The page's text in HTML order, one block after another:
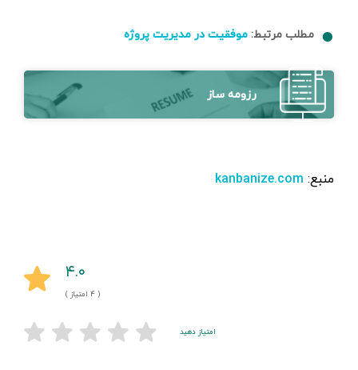
مطلب مرتبط: موفقیت در مدیریت پروژه
رزومه ساز
منبع: kanbanize.com
۴.۰
( ۴ امتیاز )
امتیاز دهید